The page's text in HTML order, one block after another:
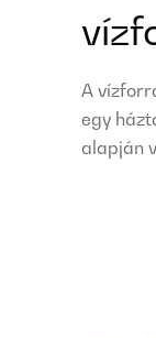
A
egy
alapján